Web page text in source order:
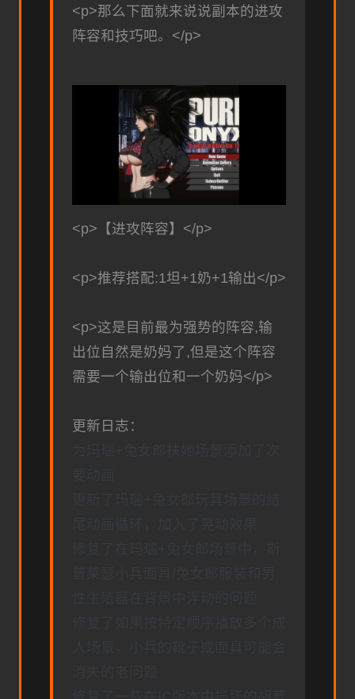
<p>那么下面就来说说副本的进攻
阵容和技巧吧。</p>
<p>【进攻阵容】</p>
<p>推荐搭配:1坦+1奶+1输出</p>
<p>这是目前最为强势的阵容,输
出位自然是奶妈了,但是这个阵容
需要一个输出位和一个奶妈</p>
更新日志：